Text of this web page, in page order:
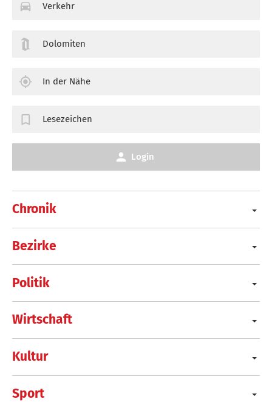
Chronik
Bezirke
Politik
Wirtschaft
Kultur
Sport
Verkehr
Dolomiten
In der Nähe
Lesezeichen
Login